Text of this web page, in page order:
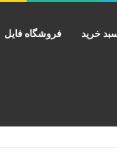
خرید فروشگاه فایل